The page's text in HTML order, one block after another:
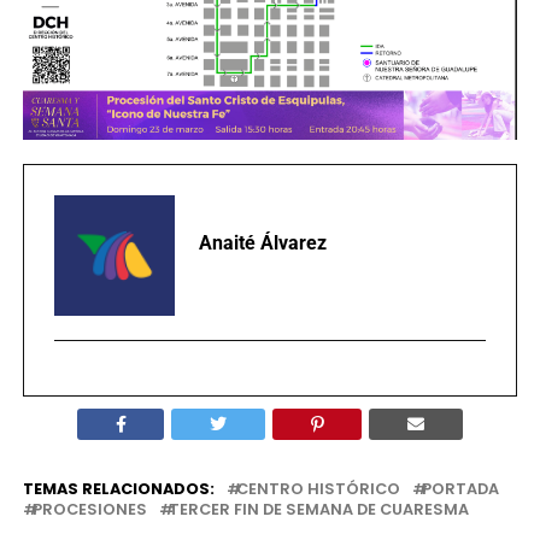
Anaité Álvarez
TEMAS RELACIONADOS: CENTRO HISTÓRICO
PORTADA
PROCESIONES
TERCER FIN DE SEMANA DE CUARESMA